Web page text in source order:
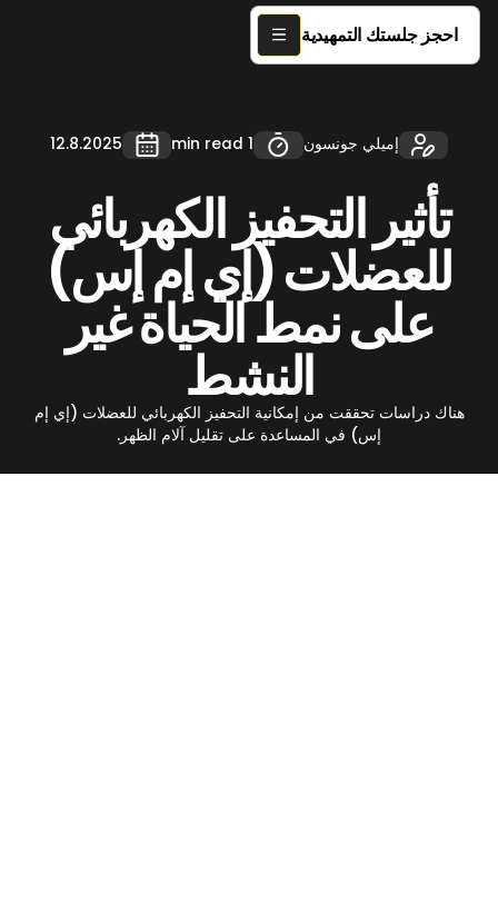
احجز جلستك التمهيدية
إميلي جونسون 1 min read
12.8.2025
تأثير التحفيز الكهربائي
للعضلات (إي إم إس)
على نمط الحياة غير
النشط
هناك دراسات تحققت من إمكانية التحفيز الكهربائي للعضلات (إي إم
إس) في المساعدة على تقليل آلام الظهر.